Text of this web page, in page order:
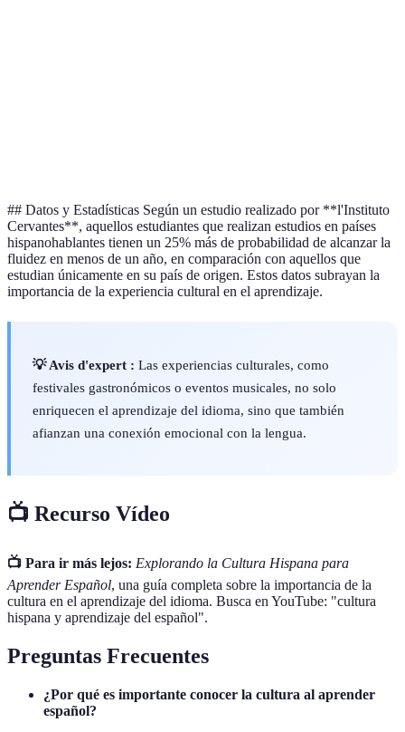
## Datos y Estadísticas Según un estudio realizado por **l'Instituto
Cervantes**, aquellos estudiantes que realizan estudios en países
hispanohablantes tienen un 25% más de probabilidad de alcanzar la
fluidez en menos de un año, en comparación con aquellos que
estudian únicamente en su país de origen. Estos datos subrayan la
importancia de la experiencia cultural en el aprendizaje.
💡 Avis d'expert : Las experiencias culturales, como
festivales gastronómicos o eventos musicales, no solo
enriquecen el aprendizaje del idioma, sino que también
afianzan una conexión emocional con la lengua.
📺 Recurso Vídeo
📺 Para ir más lejos: Explorando la Cultura Hispana para
Aprender Español, una guía completa sobre la importancia de la
cultura en el aprendizaje del idioma. Busca en YouTube: "cultura
hispana y aprendizaje del español".
Preguntas Frecuentes
¿Por qué es importante conocer la cultura al aprender
español?